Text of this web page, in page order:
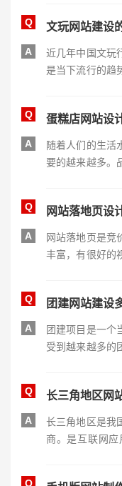
Q
文玩网站建设
A
近几年中国文玩
是当下流行的趋
Q
A
随着人们的生活
要的越来越多。
三万到五万之间
Q 网站落地页设
A
网站落地页是竞
丰富，有很好的
Q 团建网站建设
A
团建项目是一个
受到越来越多的
Q
长三角地区网
A
长三角地区是我
商。是互联网应
Q